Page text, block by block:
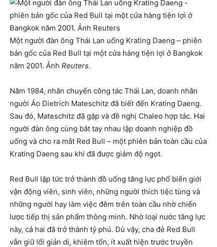
Một người đàn ông Thái Lan uống Krating Daeng – phiên
bản gốc của Red Bull tại một cửa hàng tiện lợi ở Bangkok
năm 2001. Ảnh Reuters.
Năm 1984, nhân chuyến công tác Thái Lan, doanh nhân
người Áo Dietrich Mateschitz đã biết đến Krating Daeng.
Sau đó, Mateschitz đã gặp và đề nghị Chaleo hợp tác. Hai
người đàn ông cùng bắt tay nhau lập doanh nghiệp đồ
uống và cho ra mắt Red Bull – một phiên bản toàn cầu của
Krating Daeng sau khi đã được giảm độ ngọt.
Red Bull lập tức trở thành đồ uống tăng lực phổ biến giới
vận động viên, sinh viên, những người thích tiệc tùng và
những người hay làm việc đêm trên toàn cầu nhờ chiến
lược tiếp thị sản phẩm thông minh. Nhờ loại nước tăng lực
này, cả hai đã trở thành tỷ phú. Dù vậy, cha đẻ Red Bull
vẫn giữ lối giản dị, khiêm tốn, ít xuất hiện trước truyền